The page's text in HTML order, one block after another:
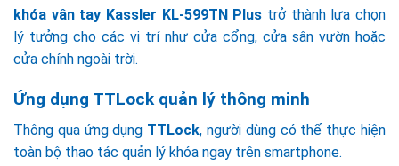
khóa vân tay Kassler KL-599TN Plus trở thành lựa chọn
lý tưởng cho các vị trí như cửa cổng, cửa sân vườn hoặc
cửa chính ngoài trời.
Ứng dụng TTLock quản lý thông minh
Thông qua ứng dụng TTLock, người dùng có thể thực hiện
toàn bộ thao tác quản lý khóa ngay trên smartphone.